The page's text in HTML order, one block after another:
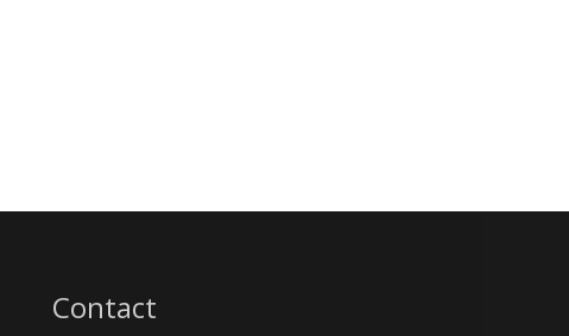
Contact